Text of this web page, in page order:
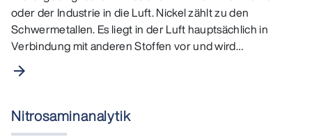
oder der Industrie in die Luft. Nickel zählt zu den
Schwermetallen. Es liegt in der Luft hauptsächlich in
Verbindung mit anderen Stoffen vor und wird…
arrow_forward
Nitrosaminanalytik